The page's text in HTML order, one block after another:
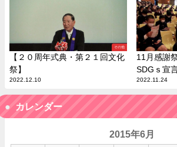
その他
【２０周年式典・第２１回文化
祭】
2022.12.10
11月感謝
SDGｓ宣
2022.11.24
カレンダー
2015年6月